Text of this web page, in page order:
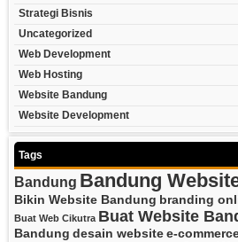
Strategi Bisnis
Uncategorized
Web Development
Web Hosting
Website Bandung
Website Development
Tags
Bandung Bandung
Bikin Website Bandung branding
Buat Web Cikutra Buat Website
Bandung desain websitee-